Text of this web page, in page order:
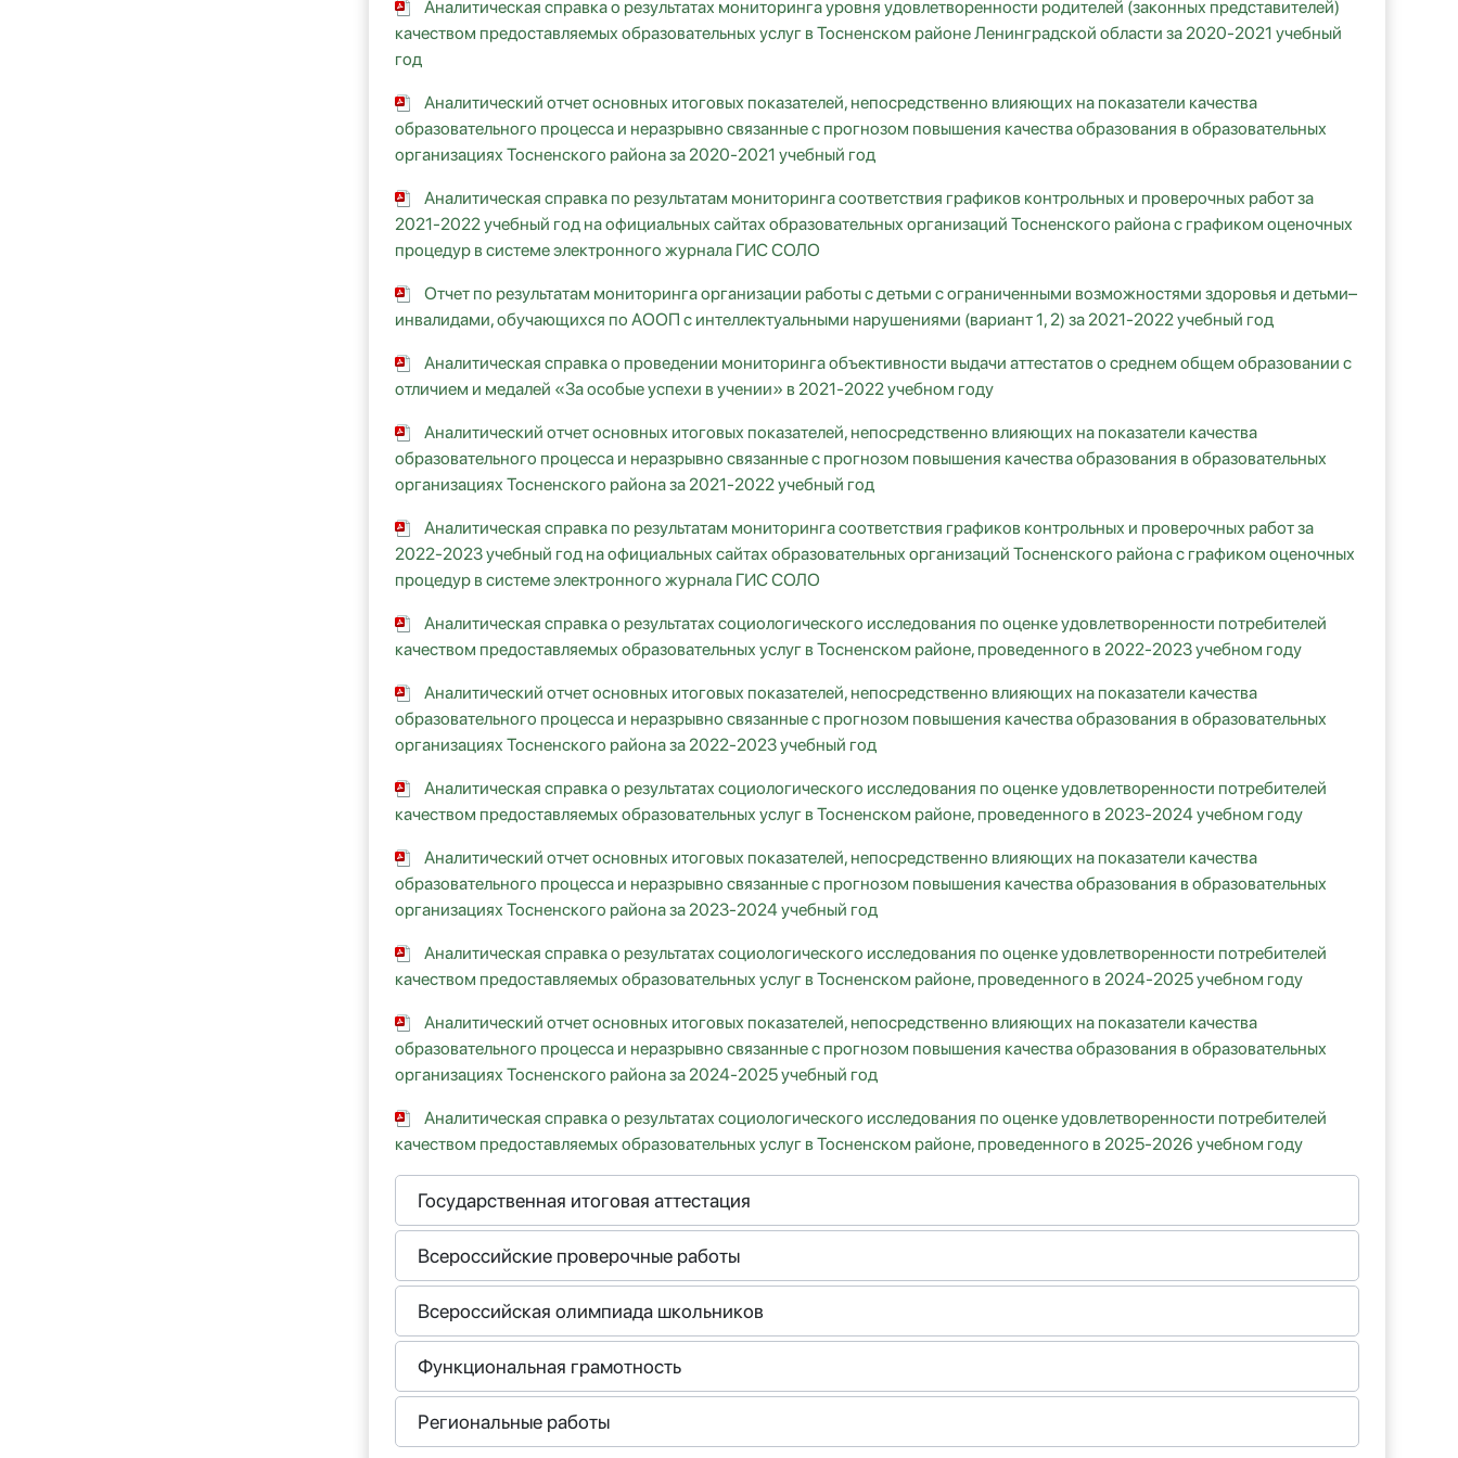
Аналитическая справка о результатах мониторинга уровня удовлетворенности родителей (законных представителей)
качеством предоставляемых образовательных услуг в Тосненском районе Ленинградской области за 2020-2021 учебный
год
Аналитический отчет основных итоговых показателей, непосредственно влияющих на показатели качества
образовательного процесса и неразрывно связанные с прогнозом повышения качества образования в образовательных
организациях Тосненского района за 2020-2021 учебный год
Аналитическая справка по результатам мониторинга соответствия графиков контрольных и проверочных работ за
2021-2022 учебный год на официальных сайтах образовательных организаций Тосненского района с графиком оценочных
процедур в системе электронного журнала ГИС СОЛО
Отчет по результатам мониторинга организации работы с детьми с ограниченными возможностями здоровья и детьми–
инвалидами, обучающихся по АООП с интеллектуальными нарушениями (вариант 1, 2) за 2021-2022 учебный год
Аналитическая справка о проведении мониторинга объективности выдачи аттестатов о среднем общем образовании с
отличием и медалей «За особые успехи в учении» в 2021-2022 учебном году
Аналитический отчет основных итоговых показателей, непосредственно влияющих на показатели качества
образовательного процесса и неразрывно связанные с прогнозом повышения качества образования в образовательных
организациях Тосненского района за 2021-2022 учебный год
Аналитическая справка по результатам мониторинга соответствия графиков контрольных и проверочных работ за
2022-2023 учебный год на официальных сайтах образовательных организаций Тосненского района с графиком оценочных
процедур в системе электронного журнала ГИС СОЛО
Аналитическая справка о результатах социологического исследования по оценке удовлетворенности потребителей
качеством предоставляемых образовательных услуг в Тосненском районе, проведенного в 2022-2023 учебном году
Аналитический отчет основных итоговых показателей, непосредственно влияющих на показатели качества
образовательного процесса и неразрывно связанные с прогнозом повышения качества образования в образовательных
организациях Тосненского района за 2022-2023 учебный год
Аналитическая справка о результатах социологического исследования по оценке удовлетворенности потребителей
качеством предоставляемых образовательных услуг в Тосненском районе, проведенного в 2023-2024 учебном году
Аналитический отчет основных итоговых показателей, непосредственно влияющих на показатели качества
образовательного процесса и неразрывно связанные с прогнозом повышения качества образования в образовательных
организациях Тосненского района за 2023-2024 учебный год
Аналитическая справка о результатах социологического исследования по оценке удовлетворенности потребителей
качеством предоставляемых образовательных услуг в Тосненском районе, проведенного в 2024-2025 учебном году
Аналитический отчет основных итоговых показателей, непосредственно влияющих на показатели качества
образовательного процесса и неразрывно связанные с прогнозом повышения качества образования в образовательных
организациях Тосненского района за 2024-2025 учебный год
Аналитическая справка о результатах социологического исследования по оценке удовлетворенности потребителей
качеством предоставляемых образовательных услуг в Тосненском районе, проведенного в 2025-2026 учебном году
Государственная итоговая аттестация
Всероссийские проверочные работы
Всероссийская олимпиада школьников
Функциональная грамотность
Региональные работы